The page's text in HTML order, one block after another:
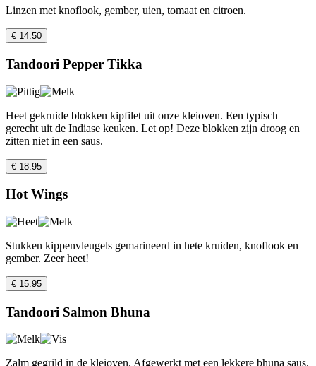
Linzen met knoflook, gember, uien, tomaat en citroen.
€ 14.50
Tandoori Pepper Tikka
Heet gekruide blokken kipfilet uit onze kleioven. Een typisch
gerecht uit de Indiase keuken. Let op! Deze blokken zijn droog en
zitten niet in een saus.
€ 18.95
Hot Wings
Stukken kippenvleugels gemarineerd in hete kruiden, knoflook en
gember. Zeer heet!
€ 15.95
Tandoori Salmon Bhuna
Zalm gegrild in de kleioven. Afgewerkt met een lekkere bhuna saus.